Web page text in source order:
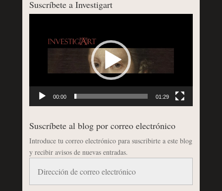
Suscríbete a Investigart
00:00 01:29
Suscríbete al blog por correo electrónico
Introduce tu correo electrónico para suscribirte a este blog
y recibir avisos de nuevas entradas.
correo